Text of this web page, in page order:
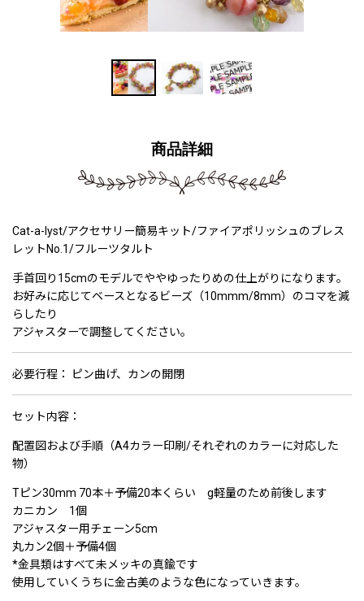
商品詳細
Cat-a-lyst/アクセサリー簡易キット/ファイアポリッシュのブレス
レットNo.1/フルーツタルト
手首回り15cmのモデルでややゆったりめの仕上がりになります。
お好みに応じてベースとなるビーズ（10mmm/8mm）のコマを減
らしたり
アジャスターで調整してください。
必要行程： ピン曲げ、カンの開閉
セット内容：
配置図および手順（A4カラー印刷/それぞれのカラーに対応した
物）
Tピン30mm 70本＋予備20本くらい g軽量のため前後します
カニカン 1個
アジャスター用チェーン5cm
丸カン2個＋予備4個
*金具類はすべて未メッキの真鍮です
使用していくうちに金古美のような色になっていきます。